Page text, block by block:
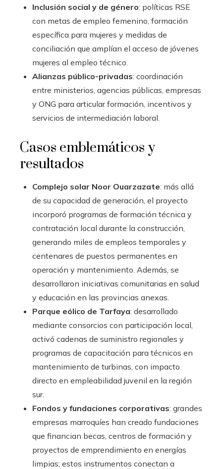
Inclusión social y de género: políticas RSE
con metas de empleo femenino, formación
específica para mujeres y medidas de
conciliación que amplían el acceso de jóvenes
mujeres al empleo técnico.
Alianzas público-privadas: coordinación
entre ministerios, agencias públicas, empresas
y ONG para articular formación, incentivos y
servicios de intermediación laboral.
Casos emblemáticos y
resultados
Complejo solar Noor Ouarzazate: más allá
de su capacidad de generación, el proyecto
incorporó programas de formación técnica y
contratación local durante la construcción,
generando miles de empleos temporales y
centenares de puestos permanentes en
operación y mantenimiento. Además, se
desarrollaron iniciativas comunitarias en salud
y educación en las provincias anexas.
Parque eólico de Tarfaya: desarrollado
mediante consorcios con participación local,
activó cadenas de suministro regionales y
programas de capacitación para técnicos en
mantenimiento de turbinas, con impacto
directo en empleabilidad juvenil en la región
sur.
Fondos y fundaciones corporativas: grandes
empresas marroquíes han creado fundaciones
que financian becas, centros de formación y
proyectos de emprendimiento en energías
limpias; estos instrumentos conectan a